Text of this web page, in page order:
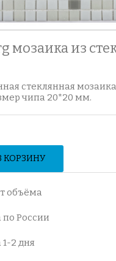
мозаика из
стеклянная
чипа 20*20 мм.
КОРЗИНУ
объёма
по России
2 дня